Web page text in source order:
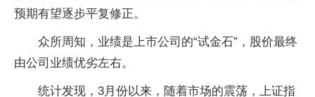
预期有望逐步平复修正。
众所周知，业绩是上市公司的“试金石”，股价最终
由公司业绩优劣左右。
统计发现，3月份以来，随着市场的震荡，上证指